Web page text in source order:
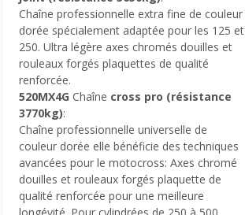
Chaîne professionnelle extra fine de couleur
dorée spécialement adaptée pour les 125 et
250. Ultra légère axes chromés douilles et
rouleaux forgés plaquettes de qualité
renforcée.
520MX4GChaîne cross pro (résistance
3770kg):
Chaîne professionnelle universelle de
couleur dorée elle bénéficie des techniques
avancées pour le motocross: Axes chromé
douilles et rouleaux forgés plaquette de
qualité renforcée pour une meilleure